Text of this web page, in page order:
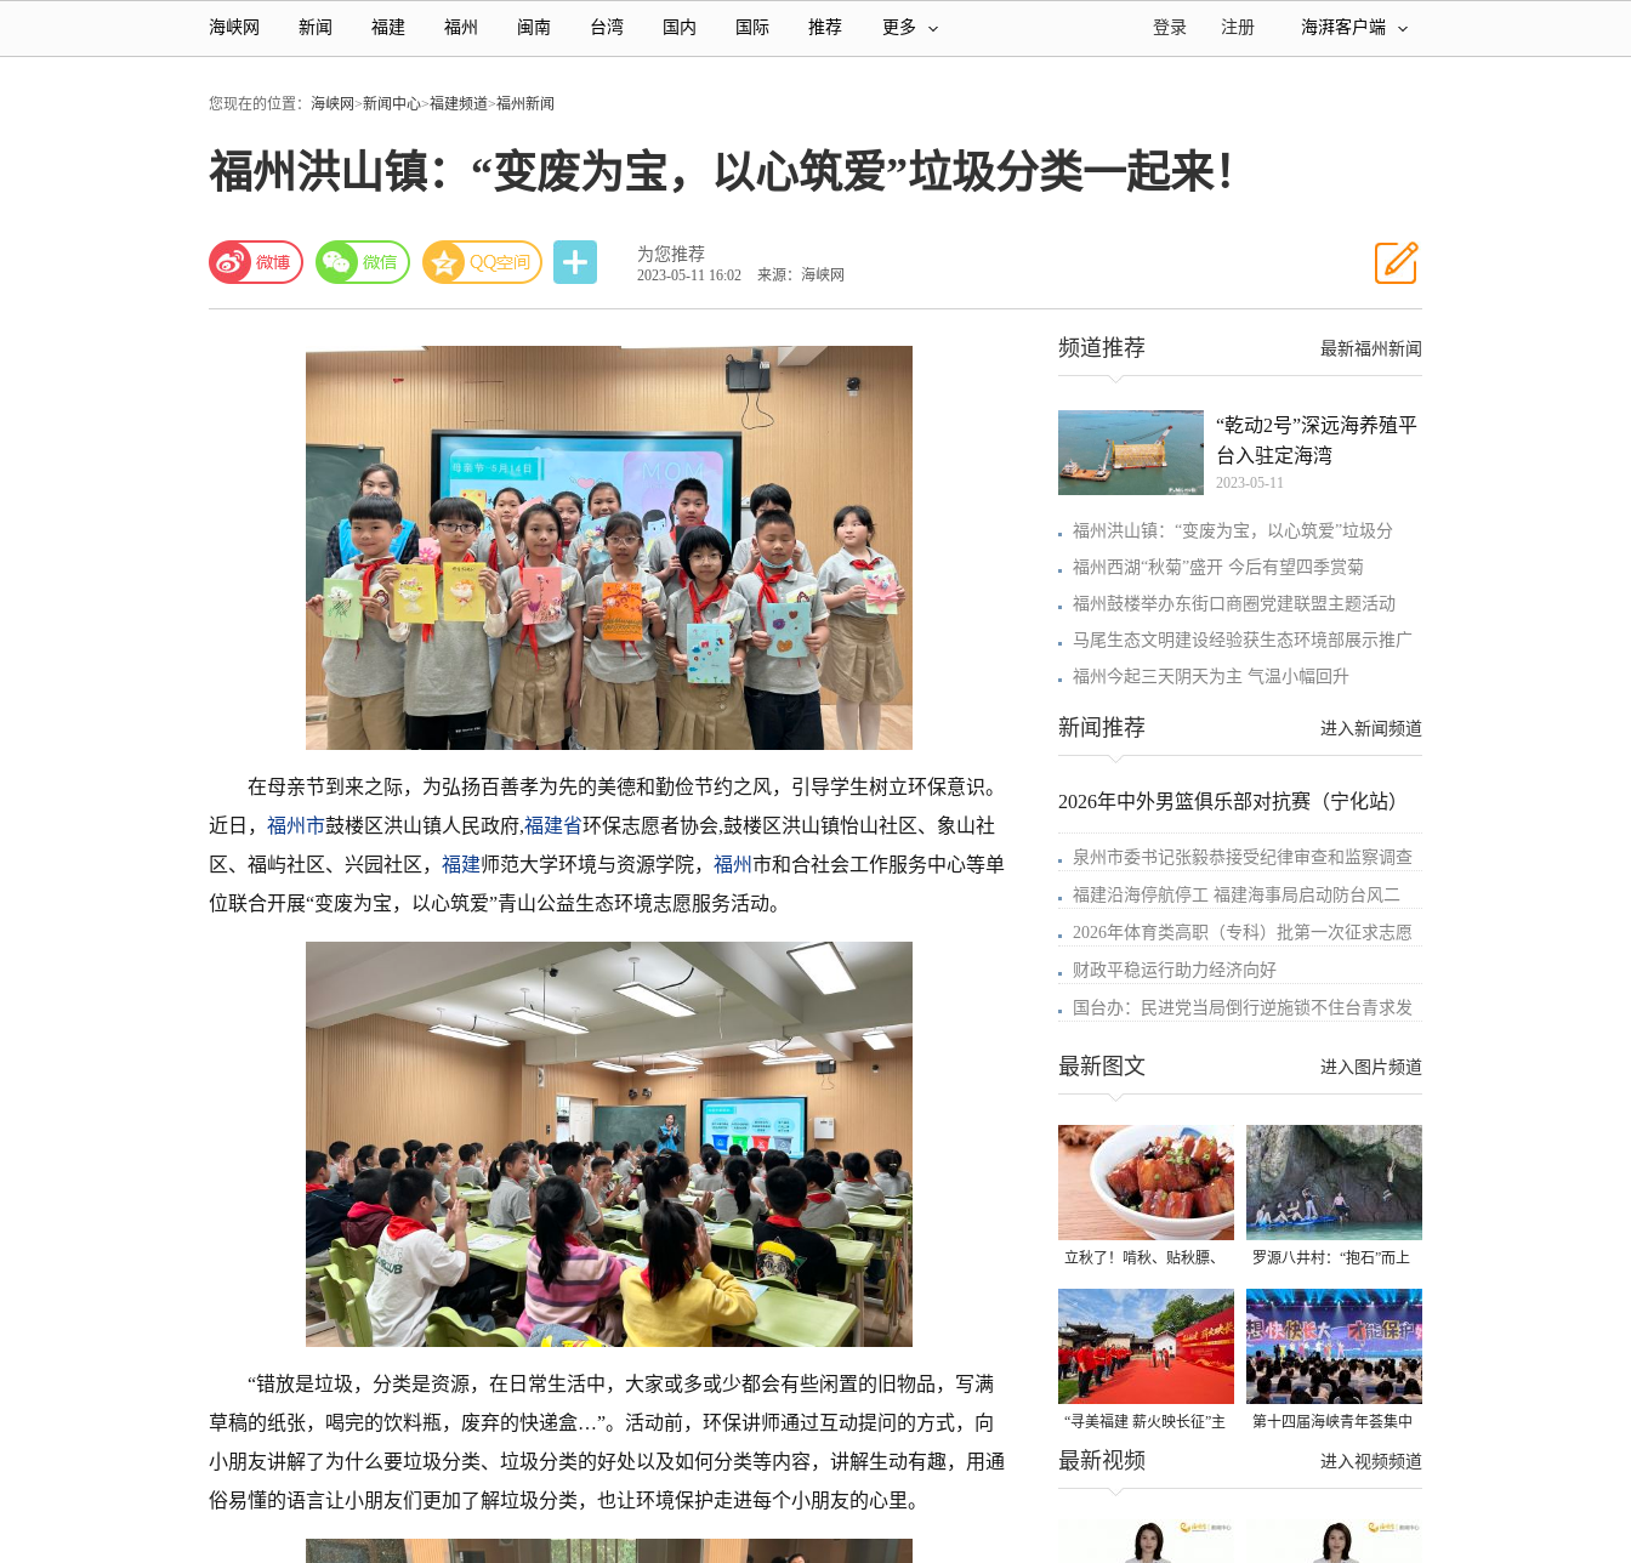
海峡网 新闻 福建 福州 闽南 台湾 国内 国际 推荐 更多 海湃客户端
注册
登录
您现在的位置： 海峡网>新闻中心>福建频道>福州新闻
福州洪山镇：“变废为宝，以心筑爱”垃圾分类一起来！
为您推荐
2023-05-11 16:02 来源：海峡网
在母亲节到来之际，为弘扬百善孝为先的美德和勤俭节约之风，引导学生树立环保意识。
近日， 福州市鼓楼区洪山镇人民政府,福建省环保志愿者协会,鼓楼区洪山镇怡山社区、象山社
区、福屿社区、兴园社区， 福建师范大学环境与资源学院， 福州市和合社会工作服务中心等单
位联合开展“变废为宝，以心筑爱”青山公益生态环境志愿服务活动。
“错放是垃圾，分类是资源，在日常生活中，大家或多或少都会有些闲置的旧物品，写满
草稿的纸张，喝完的饮料瓶，废弃的快递盒…”。活动前，环保讲师通过互动提问的方式，向
小朋友讲解了为什么要垃圾分类、垃圾分类的好处以及如何分类等内容，讲解生动有趣，用通
俗易懂的语言让小朋友们更加了解垃圾分类，也让环境保护走进每个小朋友的心里。
最新福州新闻
频道推荐
“乾动2号”深远海养殖平
台入驻定海湾
2023-05-11
福州洪山镇：“变废为宝，以心筑爱”垃圾分
福州西湖“秋菊”盛开 今后有望四季赏菊
福州鼓楼举办东街口商圈党建联盟主题活动
马尾生态文明建设经验获生态环境部展示推广
福州今起三天阴天为主 气温小幅回升
进入新闻频道
新闻推荐
2026年中外男篮俱乐部对抗赛（宁化站）
泉州市委书记张毅恭接受纪律审查和监察调查
福建沿海停航停工 福建海事局启动防台风二
2026年体育类高职（专科）批第一次征求志愿
财政平稳运行助力经济向好
国台办：民进党当局倒行逆施锁不住台青求发
进入图片频道
最新图文
立秋了！啃秋、贴秋膘、
晒秋，福建人这样过才够
味→
罗源八井村：“抱石”而上
“寻美福建 薪火映长征”主
题活动在龙岩长汀启动
第十四届海峡青年荟集中
阶段活动在福州举行
进入视频频道
最新视频